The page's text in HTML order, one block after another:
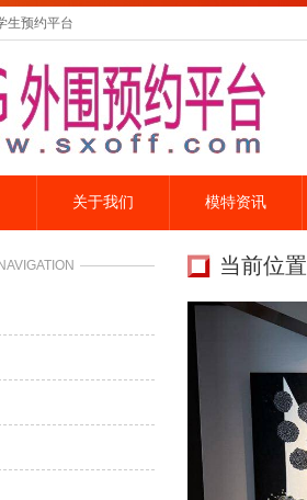
生预约平台
关于我们 模特资讯
当前位置
NAVIGATION